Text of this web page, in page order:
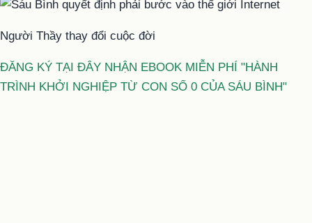
Người Thầy thay đổi cuộc đời
ĐĂNG KÝ TẠI ĐÂY NHẬN EBOOK MIỄN PHÍ "HÀNH
TRÌNH KHỞI NGHIỆP TỪ CON SỐ 0 CỦA SÁU BÌNH"